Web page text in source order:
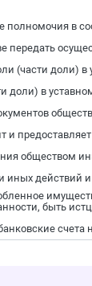
полномочия в
передать
(части доли) в
доли) в
и
обществом
иных действий
быть